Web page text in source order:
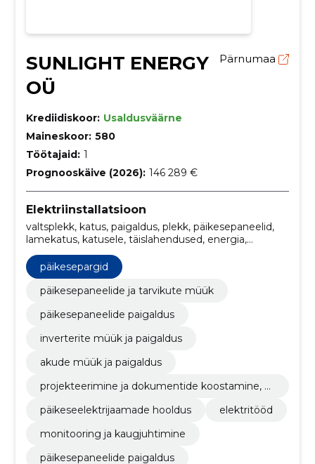
SUNLIGHT ENERGY
OÜ
Pärnumaa
Krediidiskoor: Usaldusväärne
Maineskoor: 580
Töötajaid: 1
Prognooskäive (2026): 146 289 €
Elektriinstallatsioon
valtsplekk, katus, paigaldus, plekk, päikesepaneelid,
lamekatus, katusele, täislahendused, energia,
Päikesepargid
päikesepargid
päikesepaneelide ja tarvikute müük
päikesepaneelide paigaldus
inverterite müük ja paigaldus
akude müük ja paigaldus
projekteerimine ja dokumentide koostamine, e
päikeseelektrijaamade hooldus
elektritööd
monitooring ja kaugjuhtimine
päikesepaneelide paigaldus